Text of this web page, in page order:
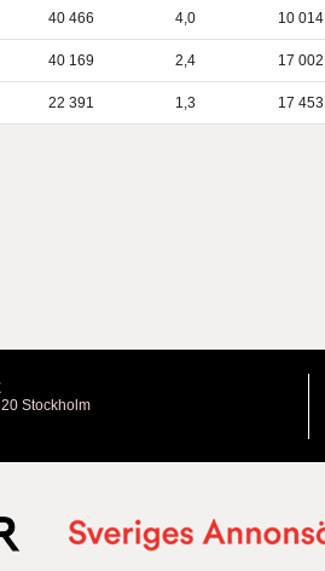
40 466 4,0 10 014
40 169 2,4 17 002
22 391 1,3 17 453
Stockholm